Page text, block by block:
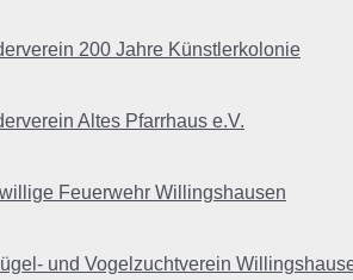
200 Jahre Künstlerkolonie
Altes Pfarrhaus e.V.
Feuerwehr Willingshausen
und Vogelzuchtverein